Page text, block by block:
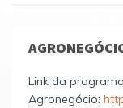
Link da
Agronegócio: